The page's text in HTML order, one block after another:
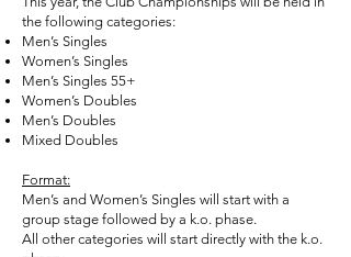
the following categories:
Men’s Singles
Women’s Singles
Men’s Singles 55+
Women’s Doubles
Men’s Doubles
Mixed Doubles
Format:
Men’s and Women’s Singles will start with a
group stage followed by a k.o. phase.
All other categories will start directly with the k.o.